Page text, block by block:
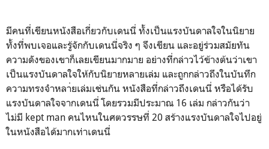
มีคนที่เขียนหนังสือเกี่ยวกับเดนนี่ ทั้งเป็นแรงบันดาลใจในนิยาย
ทั้งที่พบเจอและรู้จักกับเดนนี่จริง ๆ จึงเขียน และอยู่ร่วมสมัยทัน
ความดังของเขาก็เลยเขียนมากมาย อย่างที่กล่าวไว้ข้างต้นว่าเขา
เป็นแรงบันดาลใจให้กับนิยายหลายเล่ม และถูกกล่าวถึงในบันทึก
ความทรงจำหลา่ยเล่มเช่นกัน หนังสือที่กล่าวถึงเดนนี่ หรือได้รับ
แรงบันดาลใจจากเดนนี่ โดยรวมมีประมาณ 16 เล่ม กล่าวกันว่า
ไม่มี kept man คนไหนในศตวรรษที่ 20 สร้างแรงบันดาลใจไปอยู่
ในหนังสือได้มากเท่าเดนนี่